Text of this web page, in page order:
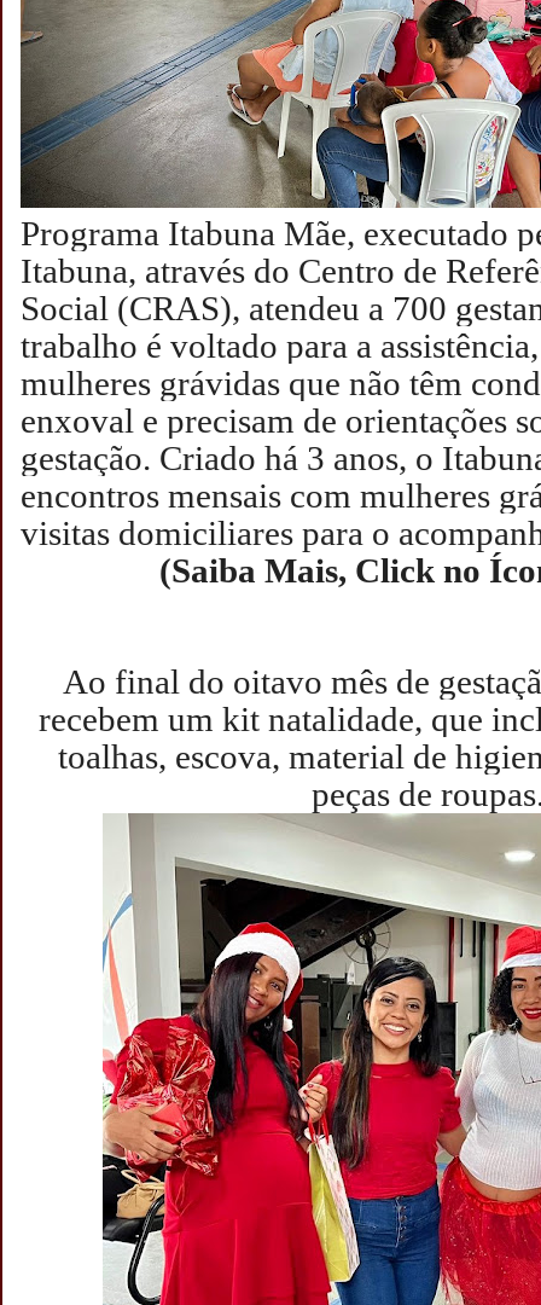
Programa Itabuna Mãe, executado
Itabuna, através do Centro de
Social (CRAS), atendeu a 700
trabalho é voltado para a
mulheres grávidas que não têm
enxoval e precisam de orientações
gestação. Criado há 3 anos, o
encontros mensais com mulheres
visitas domiciliares para o
(Saiba Mais, Click no
Ao final do oitavo mês de
recebem um kit natalidade, que
toalhas, escova, material de
peças de